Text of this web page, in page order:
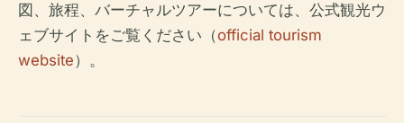
図、旅程、バーチャルツアーについては、公式観光ウ
ェブサイトをご覧ください（official tourism
website）。